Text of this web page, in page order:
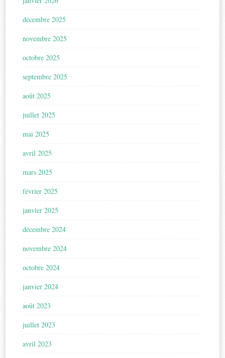
décembre 2025
novembre 2025
octobre 2025
septembre 2025
août 2025
juillet 2025
mai 2025
avril 2025
mars 2025
février 2025
janvier 2025
décembre 2024
novembre 2024
octobre 2024
janvier 2024
août 2023
juillet 2023
avril 2023